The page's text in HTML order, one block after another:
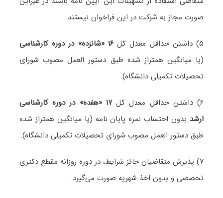
صورت مجاز به شرکت در این فراخوان نیستند.
۵) داشتن حداقل معدل کل
۱۶ «شانزده» در دوره کارشناسی
(یا میانگین همتراز شده طبق دستور العمل مصوب شورای
تحصیلات تکمیلی دانشگاه).
۶) داشتن حداقل معدل کل
۱۷ «هفده» در دوره کارشناسی
ارشد بدون احتساب نمره پایان نامه (یا میانگین همتراز شده
طبق دستور العمل مصوب شورای تحصیلات تکمیلی دانشگاه).
۷) پذیرش متقاضیان حائز شرایط، در دوره روزانه مقطع دکتری
تخصصی و بدون اخذ شهریه صورت می‌گیرد.